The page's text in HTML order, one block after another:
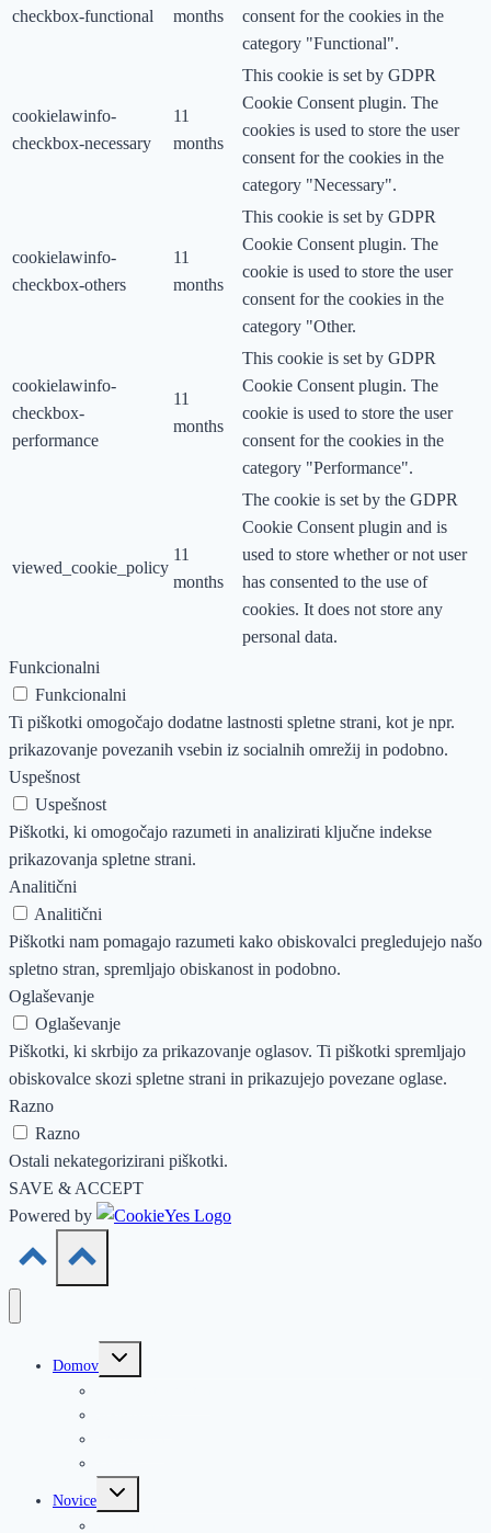
checkbox-functional
months
consent for the cookies in the
category "Functional".
cookielawinfo-
checkbox-necessary
11
months
This cookie is set by GDPR
Cookie Consent plugin. The
cookies is used to store the user
consent for the cookies in the
category "Necessary".
cookielawinfo-
checkbox-others
11
months
This cookie is set by GDPR
Cookie Consent plugin. The
cookie is used to store the user
consent for the cookies in the
category "Other.
cookielawinfo-
checkbox-
performance
11
months
This cookie is set by GDPR
Cookie Consent plugin. The
cookie is used to store the user
consent for the cookies in the
category "Performance".
viewed_cookie_policy
11
months
The cookie is set by the GDPR
Cookie Consent plugin and is
used to store whether or not user
has consented to the use of
cookies. It does not store any
personal data.
Funkcionalni
Funkcionalni
Ti piškotki omogočajo dodatne lastnosti spletne strani, kot je npr.
prikazovanje povezanih vsebin iz socialnih omrežij in podobno.
Uspešnost
Uspešnost
Piškotki, ki omogočajo razumeti in analizirati ključne indekse
prikazovanja spletne strani.
Analitični
Analitični
Piškotki nam pomagajo razumeti kako obiskovalci pregledujejo našo
spletno stran, spremljajo obiskanost in podobno.
Oglaševanje
Oglaševanje
Piškotki, ki skrbijo za prikazovanje oglasov. Ti piškotki spremljajo
obiskovalce skozi spletne strani in prikazujejo povezane oglase.
Razno
Razno
Ostali nekategorizirani piškotki.
SAVE & ACCEPT
Powered by
Domov
Toggle
Novice
Toggle